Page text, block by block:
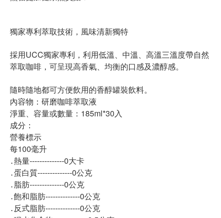
獨家專利萃取技術，風味清新獨特
採用UCC獨家專利，利用低溫、中溫、高溫三溫度帶自然
萃取咖啡，可呈現高香氣、均衡的口感及濃醇感。
隨時隨地都可方便飲用的香醇罐裝飲料。
內容物：研磨咖啡萃取液
淨重、容量或數量：185ml*30入
成分：
營養標示
每100毫升
․熱量--------------0大卡
․蛋白質--------------0公克
․脂肪--------------0公克
․飽和脂肪--------------0公克
․反式脂肪--------------0公克